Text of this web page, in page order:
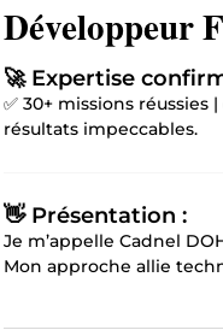
Développeur
🚀 Expertise
✅ 30+ missions
résultats impeccables.
👋 Présentation :
Je m’appelle Cadnel
Mon approche allie